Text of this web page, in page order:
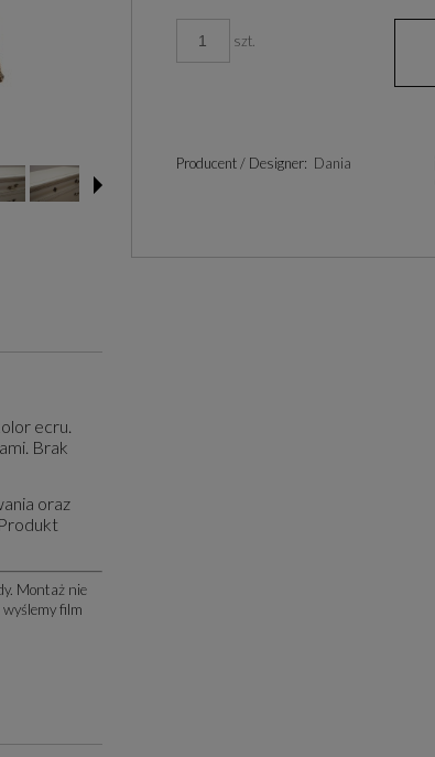
szt.
Producent / Designer: Dania
ecru.
Brak
oraz
Montaż nie
film